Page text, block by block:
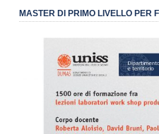
MASTER DI PRIMO LIVELLO PER